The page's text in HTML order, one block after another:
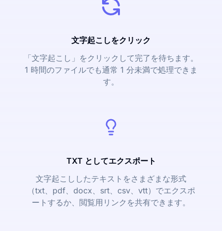
文字起こしをクリック
「文字起こし」をクリックして完了を待ちます。
1 時間のファイルでも通常 1 分未満で処理できま
す。
TXT としてエクスポート
文字起こししたテキストをさまざまな形式
（txt、pdf、docx、srt、csv、vtt）でエクスポ
ートするか、閲覧用リンクを共有できます。